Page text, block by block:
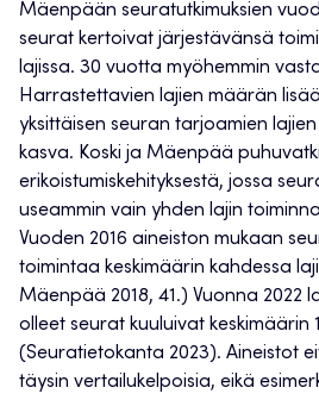
Mäenpään seuratutkimuksien
seurat kertoivat järjestävänsä
lajissa. 30 vuotta myöhemmin
Harrastettavien lajien määrän
yksittäisen seuran tarjoamien
kasva. Koski ja Mäenpää
erikoistumiskehityksestä, jossa
useammin vain yhden lajin
Vuoden 2016 aineiston mukaan
toimintaa keskimäärin kahdessa
Mäenpää 2018, 41.) Vuonna 2022
olleet seurat kuuluivat keskimäärin
(Seuratietokanta 2023). Aineistot
täysin vertailukelpoisia, eikä